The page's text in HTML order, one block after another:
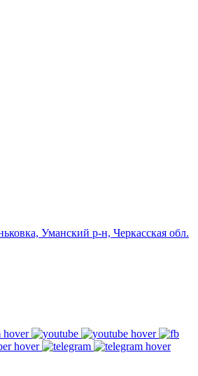
Уманский р-н, Черкасская обл.